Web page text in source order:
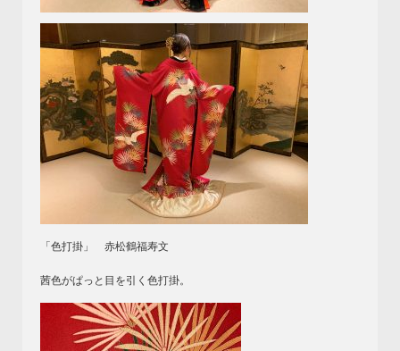
「色打掛」 赤松鶴福寿文
茜色がぱっと目を引く色打掛。